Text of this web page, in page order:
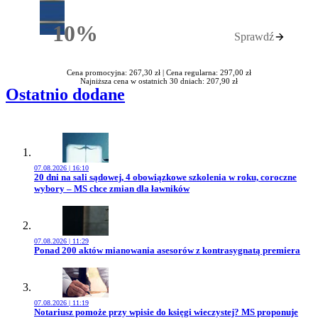
10%Rabatu Sprawdź
Cena promocyjna: 267,30 zł | Cena regularna: 297,00 zł
Najniższa cena w ostatnich 30 dniach: 207,90 zł
Ostatnio dodane
07.08.2026 | 16:10
Przejdź do artykułu:
20 dni na sali sądowej, 4 obowiązkowe szkolenia w roku, coroczne
wybory – MS chce zmian dla ławników
07.08.2026 | 11:29
Przejdź do artykułu:
Ponad 200 aktów mianowania asesorów z kontrasygnatą premiera
07.08.2026 | 11:19
Przejdź do artykułu:
Notariusz pomoże przy wpisie do księgi wieczystej? MS proponuje